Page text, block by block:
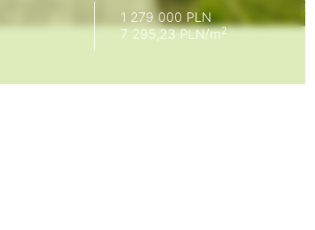
1 279 000 PLN
7 295,23 PLN/m2